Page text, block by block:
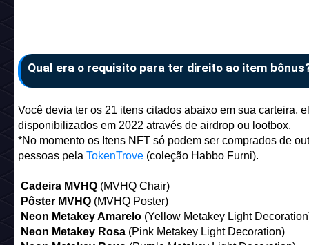
Qual era o requisito para ter direito ao item
Você devia ter os 21 itens citados abaixo em sua carteira,
disponibilizados em 2022 através de airdrop ou lootbox.
*No momento os Itens NFT só podem ser comprados de
pessoas pela TokenTrove(coleção Habbo Furni).
Cadeira MVHQ (MVHQ Chair)
Pôster MVHQ (MVHQ Poster)
Neon Metakey Amarelo (Yellow Metakey Light
Neon Metakey Rosa (Pink Metakey Light Decoration)